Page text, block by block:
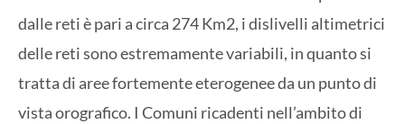
dalle reti è pari a circa 274 Km2, i dislivelli altimetrici
delle reti sono estremamente variabili, in quanto si
tratta di aree fortemente eterogenee da un punto di
vista orografico. I Comuni ricadenti nell’ambito di